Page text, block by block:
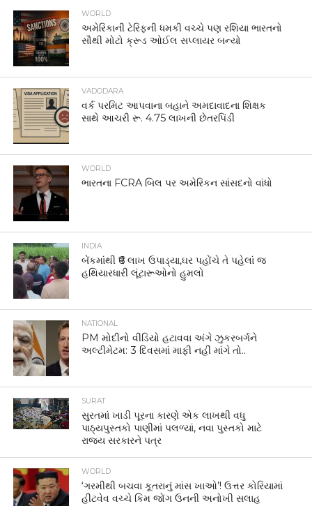
WORLD
અમેરિકાની ટેરિફની ધમકી વચ્ચે પણ રશિયા ભારતનો
સૌથી મોટો ક્રૂડ ઓઈલ સપ્લાયર બન્યો
VADODARA
વર્ક પરમિટ આપવાના બહાને અમદાવાદના શિક્ષક
સાથે આચરી રૂ. 4.75 લાખની છેતરપિંડી
WORLD
ભારતના FCRA બિલ પર અમેરિકન સાંસદનો વાંધો
INDIA
બેંકમાંથી ₹6 લાખ ઉપાડ્યા,ઘર પહોંચે તે પહેલાં જ
હથિયારધારી લૂંટારૂઓનો હુમલો
NATIONAL
PM મોદીનો વીડિયો હટાવવા અંગે ઝુકરબર્ગને
અલ્ટીમેટમ: 3 દિવસમાં માફી નહીં માંગે તો..
SURAT
સુરતમાં ખાડી પૂરના કારણે એક લાખથી વધુ
પાઠ્યપુસ્તકો પાણીમાં પલળ્યાં, નવા પુસ્તકો માટે
રાજ્ય સરકારને પત્ર
WORLD
‘ગરમીથી બચવા કૂતરાનું માંસ ખાઓ’! ઉત્તર કોરિયામાં
હીટવેવ વચ્ચે કિમ જોંગ ઉનની અનોખી સલાહ